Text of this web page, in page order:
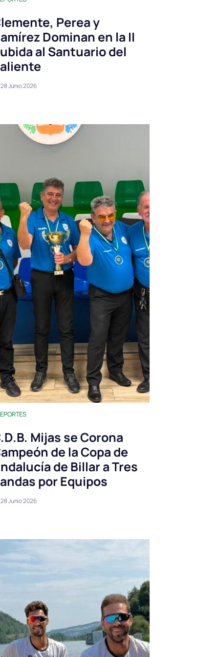
Perea y
Dominan en la II
al Santuario del
28 Junio 2026
Mijas se Corona
de la Copa de
de Billar a Tres
por Equipos
28 Junio 2026